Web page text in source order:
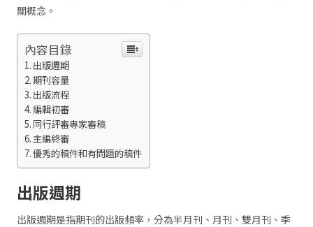
關概念。
內容目錄
出版週期
期刊容量
出版流程
編輯初審
同行評審專家審稿
主編終審
優秀的稿件和有問題的稿件
出版週期
出版週期是指期刊的出版頻率，分為半月刊、月刊、雙月刊、季